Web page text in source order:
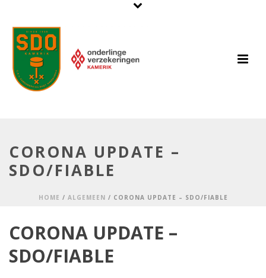
CORONA UPDATE –
SDO/FIABLE
HOME / ALGEMEEN / CORONA UPDATE – SDO/FIABLE
CORONA UPDATE –
SDO/FIABLE